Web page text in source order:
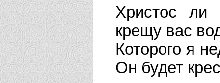
Христос
крещу вас
Которого я
Он будет